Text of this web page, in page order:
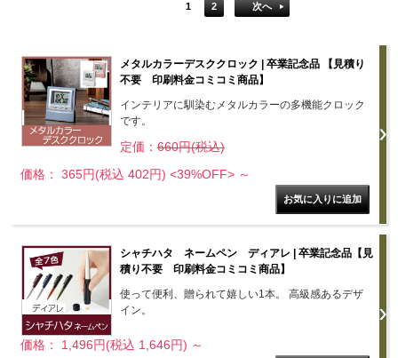
1 2 次へ
メタルカラーデスククロック | 卒業記念品 【見積り
不要 印刷料金コミコミ商品】
インテリアに馴染むメタルカラーの多機能クロック
です。
定価： 660円(税込)
価格： 365円(税込 402円) <39%OFF> ～
シャチハタ ネームペン ディアレ | 卒業記念品【見
積り不要 印刷料金コミコミ商品】
使って便利、贈られて嬉しい1本。 高級感あるデザ
イン。
価格： 1,496円(税込 1,646円) ～